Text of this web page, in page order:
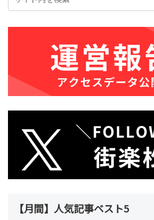
【月間】人気記事ベスト5